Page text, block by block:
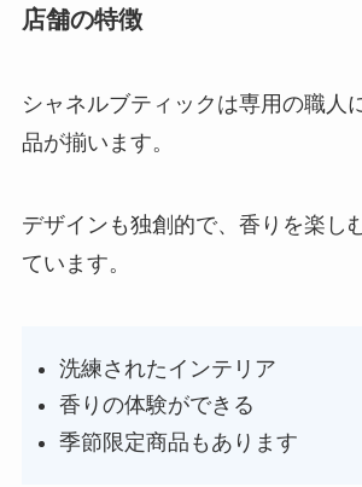
店舗の特徴
シャネルブティックは専用の職人
品が揃います。
デザインも独創的で、香りを楽し
ています。
洗練されたインテリア
香りの体験ができる
季節限定商品もあります